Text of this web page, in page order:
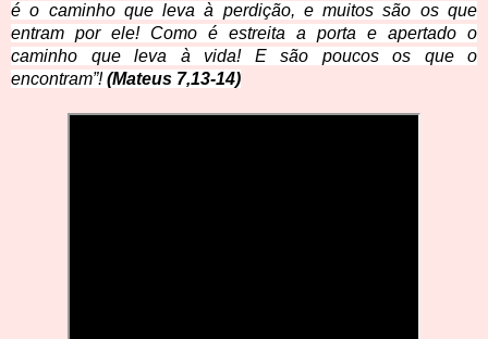
é o caminho que leva à perdição, e muitos são os que
entram por ele! Como é estreita a porta e apertado o
caminho que leva à vida! E são poucos os que o
encontram”! (Mateus 7,13-14)